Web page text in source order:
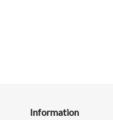
Information